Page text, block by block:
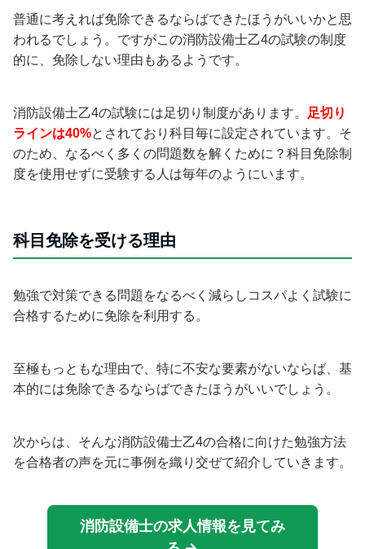
普通に考えれば免除できるならばできたほうがいいかと思
われるでしょう。ですがこの消防設備士乙4の試験の制度
的に、免除しない理由もあるようです。
消防設備士乙4の試験には足切り制度があります。
足切り
ラインは40%とされており科目毎に設定されています。そ
のため、なるべく多くの問題数を解くために？科目免除制
度を使用せずに受験する人は毎年のようにいます。
科目免除を受ける理由
勉強で対策できる問題をなるべく減らしコスパよく試験に
合格するために免除を利用する。
至極もっともな理由で、特に不安な要素がないならば、基
本的には免除できるならばできたほうがいいでしょう。
次からは、そんな消防設備士乙4の合格に向けた勉強方法
を合格者の声を元に事例を織り交ぜて紹介していきます。
消防設備士の求人情報を見てみ